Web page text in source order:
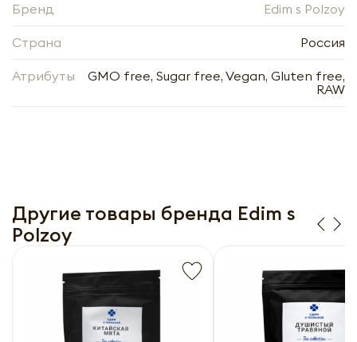
Бренд Edim s Polzoy
Страна Россия
Атрибуты
GMO free, Sugar free, Vegan, Gluten free,
RAW
Другие товары бренда Edim s
Polzoy
- +